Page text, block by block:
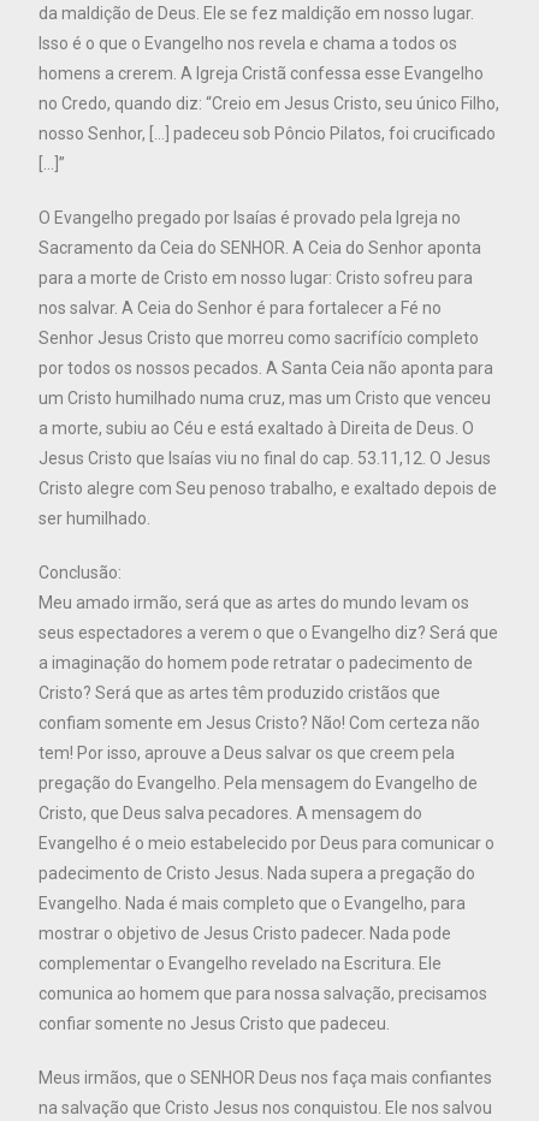
da maldição de Deus. Ele se fez maldição em nosso lugar.
Isso é o que o Evangelho nos revela e chama a todos os
homens a crerem. A Igreja Cristã confessa esse Evangelho
no Credo, quando diz: “Creio em Jesus Cristo, seu único Filho,
nosso Senhor, […] padeceu sob Pôncio Pilatos, foi crucificado
[…]”
O Evangelho pregado por Isaías é provado pela Igreja no
Sacramento da Ceia do SENHOR. A Ceia do Senhor aponta
para a morte de Cristo em nosso lugar: Cristo sofreu para
nos salvar. A Ceia do Senhor é para fortalecer a Fé no
Senhor Jesus Cristo que morreu como sacrifício completo
por todos os nossos pecados. A Santa Ceia não aponta para
um Cristo humilhado numa cruz, mas um Cristo que venceu
a morte, subiu ao Céu e está exaltado à Direita de Deus. O
Jesus Cristo que Isaías viu no final do cap. 53.11,12. O Jesus
Cristo alegre com Seu penoso trabalho, e exaltado depois de
ser humilhado.
Conclusão:
Meu amado irmão, será que as artes do mundo levam os
seus espectadores a verem o que o Evangelho diz? Será que
a imaginação do homem pode retratar o padecimento de
Cristo? Será que as artes têm produzido cristãos que
confiam somente em Jesus Cristo? Não! Com certeza não
tem! Por isso, aprouve a Deus salvar os que creem pela
pregação do Evangelho. Pela mensagem do Evangelho de
Cristo, que Deus salva pecadores. A mensagem do
Evangelho é o meio estabelecido por Deus para comunicar o
padecimento de Cristo Jesus. Nada supera a pregação do
Evangelho. Nada é mais completo que o Evangelho, para
mostrar o objetivo de Jesus Cristo padecer. Nada pode
complementar o Evangelho revelado na Escritura. Ele
comunica ao homem que para nossa salvação, precisamos
confiar somente no Jesus Cristo que padeceu.
Meus irmãos, que o SENHOR Deus nos faça mais confiantes
na salvação que Cristo Jesus nos conquistou. Ele nos salvou